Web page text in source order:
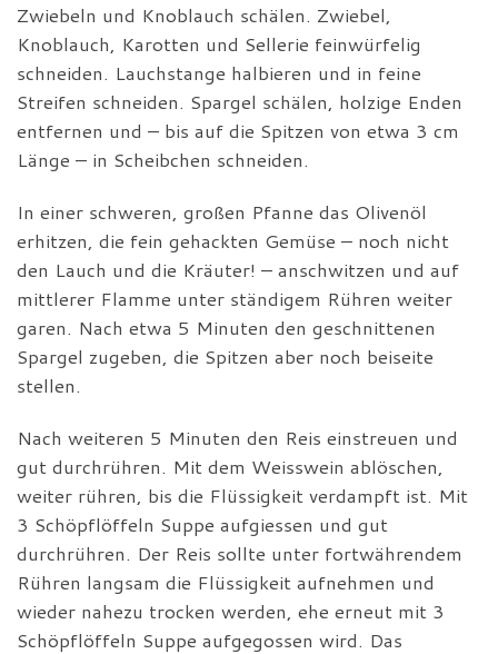
Zwiebeln und Knoblauch schälen. Zwiebel,
Knoblauch, Karotten und Sellerie feinwürfelig
schneiden. Lauchstange halbieren und in feine
Streifen schneiden. Spargel schälen, holzige Enden
entfernen und – bis auf die Spitzen von etwa 3 cm
Länge – in Scheibchen schneiden.
In einer schweren, großen Pfanne das Olivenöl
erhitzen, die fein gehackten Gemüse – noch nicht
den Lauch und die Kräuter! – anschwitzen und auf
mittlerer Flamme unter ständigem Rühren weiter
garen. Nach etwa 5 Minuten den geschnittenen
Spargel zugeben, die Spitzen aber noch beiseite
stellen.
Nach weiteren 5 Minuten den Reis einstreuen und
gut durchrühren. Mit dem Weisswein ablöschen,
weiter rühren, bis die Flüssigkeit verdampft ist. Mit
3 Schöpflöffeln Suppe aufgiessen und gut
durchrühren. Der Reis sollte unter fortwährendem
Rühren langsam die Flüssigkeit aufnehmen und
wieder nahezu trocken werden, ehe erneut mit 3
Schöpflöffeln Suppe aufgegossen wird. Das